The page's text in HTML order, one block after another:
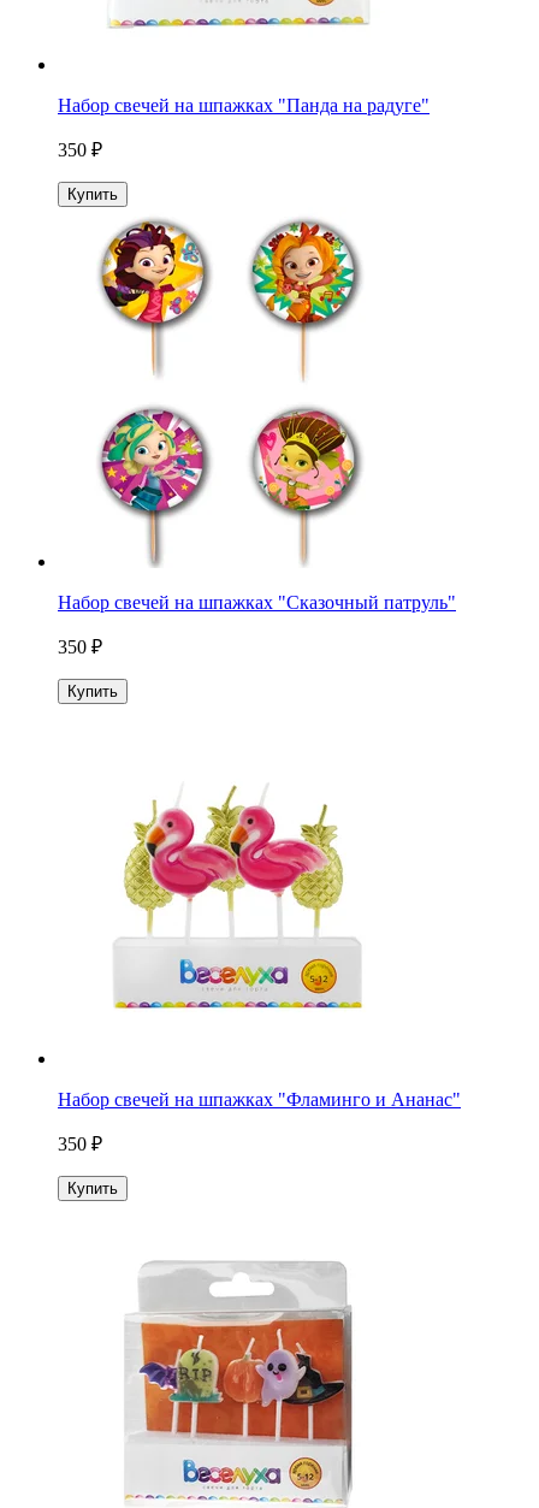
Набор свечей на шпажках "Панда на радуге"
350 ₽
Купить
Набор свечей на шпажках "Сказочный патруль"
350 ₽
Купить
Набор свечей на шпажках "Фламинго и Ананас"
350 ₽
Купить